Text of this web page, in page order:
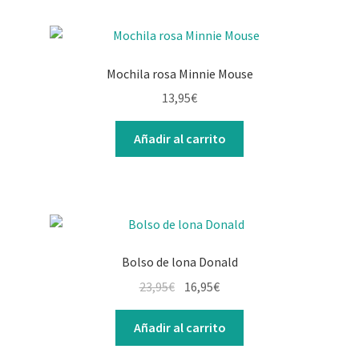
Mochila rosa Minnie Mouse
13,95€
Añadir al carrito
Bolso de lona Donald
23,95€ El
precio
original
era:
16,95€El
precio
actual
es:
Añadir al carrito